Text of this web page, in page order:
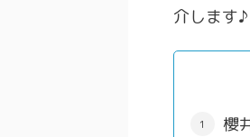
介します♪
櫻